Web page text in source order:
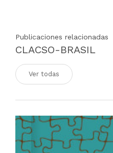
Publicaciones relacionadas
CLACSO-BRASIL
Ver todas